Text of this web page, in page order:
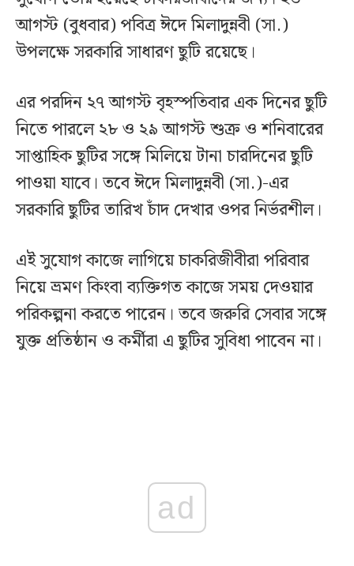
আগস্ট (বুধবার) পবিত্র ঈদে মিলাদুন্নবী (সা.)
উপলক্ষে সরকারি সাধারণ ছুটি রয়েছে।
এর পরদিন ২৭ আগস্ট বৃহস্পতিবার এক দিনের ছুটি
নিতে পারলে ২৮ ও ২৯ আগস্ট শুক্র ও শনিবারের
সাপ্তাহিক ছুটির সঙ্গে মিলিয়ে টানা চারদিনের ছুটি
পাওয়া যাবে। তবে ঈদে মিলাদুন্নবী (সা.)-এর
সরকারি ছুটির তারিখ চাঁদ দেখার ওপর নির্ভরশীল।
এই সুযোগ কাজে লাগিয়ে চাকরিজীবীরা পরিবার
নিয়ে ভ্রমণ কিংবা ব্যক্তিগত কাজে সময় দেওয়ার
পরিকল্পনা করতে পারেন। তবে জরুরি সেবার সঙ্গে
যুক্ত প্রতিষ্ঠান ও কর্মীরা এ ছুটির সুবিধা পাবেন না।
ad